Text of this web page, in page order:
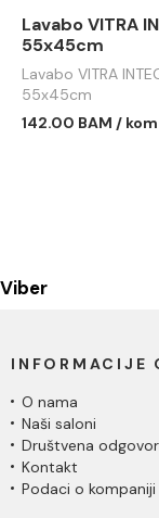
Lavabo VITRA
55x45cm
Lavabo VITRA
55x45cm
142.00 BAM / kom
Viber
INFORMACIJE
O nama
Naši saloni
Društvena
Kontakt
Podaci o kompaniji